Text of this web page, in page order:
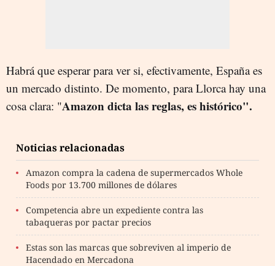
Habrá que esperar para ver si, efectivamente, España es
un mercado distinto. De momento, para Llorca hay una
cosa clara: "Amazon dicta las reglas, es histórico".
Noticias relacionadas
Amazon compra la cadena de supermercados Whole
Foods por 13.700 millones de dólares
Competencia abre un expediente contra las
tabaqueras por pactar precios
Estas son las marcas que sobreviven al imperio de
Hacendado en Mercadona